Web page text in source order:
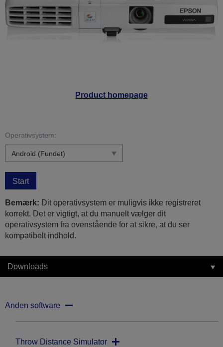
Product homepage
Operativsystem:
Start
Bemærk: Dit operativsystem er muligvis ikke registreret
korrekt. Det er vigtigt, at du manuelt vælger dit
operativsystem fra ovenstående for at sikre, at du ser
kompatibelt indhold.
Downloads
Anden software
Throw Distance Simulator